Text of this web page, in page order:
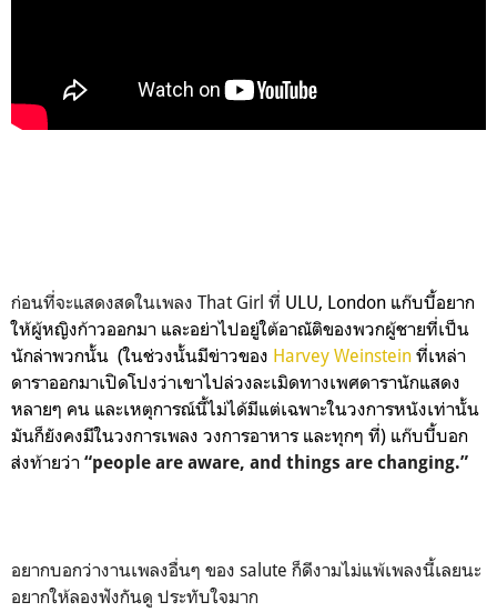
ก่อนที่จะแสดงสดในเพลง That Girl ที่ ULU, London แก๊บบี้อยาก
ให้ผู้หญิงก้าวออกมา และอย่าไปอยู่ใต้อาณัติของพวกผู้ชายที่เป็น
นักล่าพวกนั้น (ในช่วงนั้นมีข่าวของ Harvey Weinstein ที่เหล่า
ดาราออกมาเปิดโปงว่าเขาไปล่วงละเมิดทางเพศดารานักแสดง
หลายๆ คน และเหตุการณ์นี้ไม่ได้มีแต่เฉพาะในวงการหนังเท่านั้น
มันก็ยังคงมีในวงการเพลง วงการอาหาร และทุกๆ ที่) แก๊บบี้บอก
ส่งท้ายว่า “people are aware, and things are changing.”
อยากบอกว่างานเพลงอื่นๆ ของ salute ก็ดีงามไม่แพ้เพลงนี้เลยนะ
อยากให้ลองฟังกันดู ประทับใจมาก